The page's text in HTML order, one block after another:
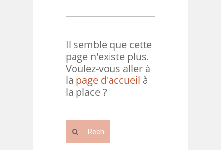
Il semble que cette
page n'existe plus.
Voulez-vous aller à
la page d'accueil à
la place ?